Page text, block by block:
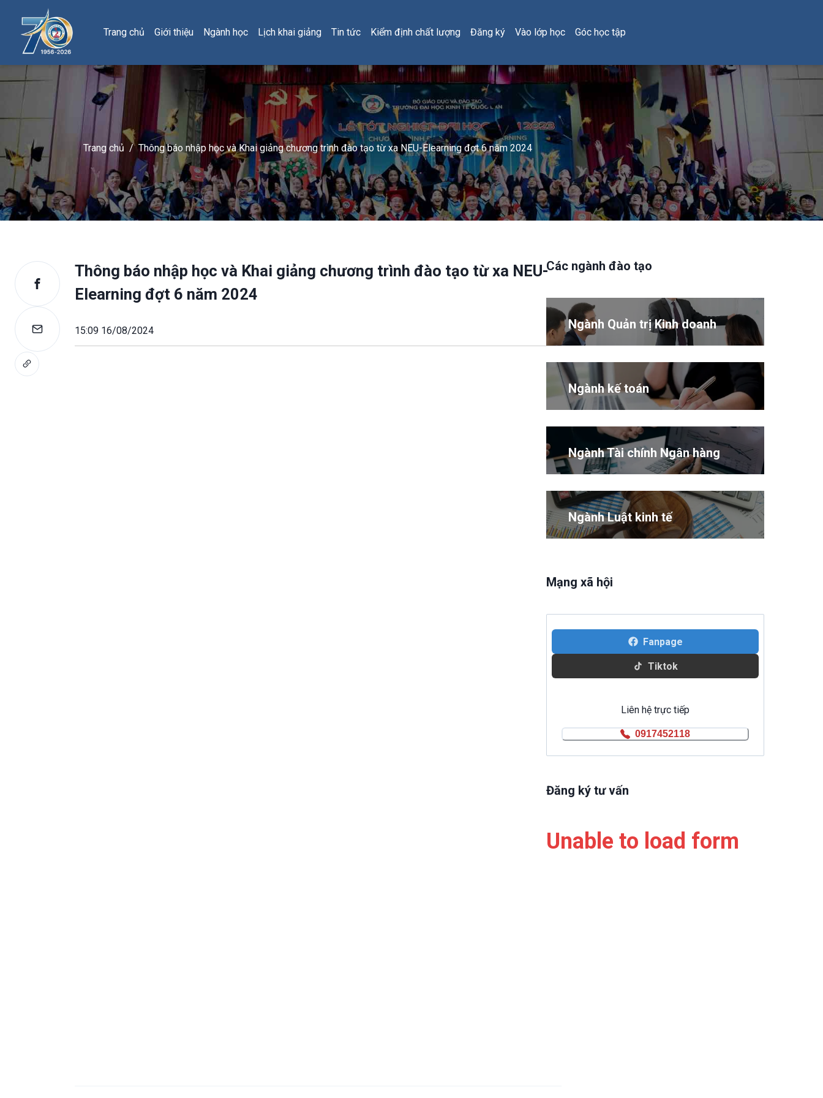
Trang chủ Giới thiệu Ngành học Lịch khai giảng Tin tức Kiểm định chất lượng Đăng ký Vào lớp học Góc học tập
Trang chủ / Thông báo nhập học và Khai giảng chương trình đào tạo từ xa NEU-Elearning đợt 6 năm 2024
Thông báo nhập học và Khai giảng chương trình đào tạo từ xa NEU-
Elearning đợt 6 năm 2024
15:09 16/08/2024
Các ngành đào tạo
Ngành Quản trị Kinh doanh
Ngành kế toán
Ngành Tài chính Ngân hàng
Ngành Luật kinh tế
Mạng xã hội
Fanpage
Tiktok
Liên hệ trực tiếp
0917452118
Đăng ký tư vấn
Unable to load form